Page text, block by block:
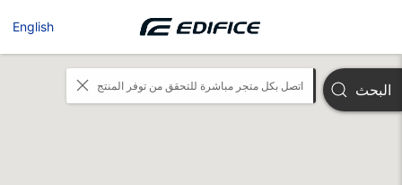
English
اتصل بكل متجر مباشرة للتحقق من توفر المنتج البحث